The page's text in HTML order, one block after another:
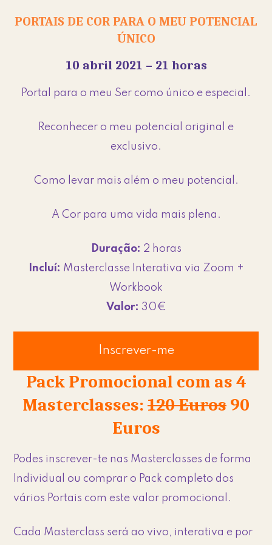
PORTAIS DE COR PARA O MEU POTENCIAL
ÚNICO
10 abril 2021 – 21 horas
Portal para o meu Ser como único e especial.
Reconhecer o meu potencial original e
exclusivo.
Como levar mais além o meu potencial.
A Cor para uma vida mais plena.
Duração: 2 horas
Incluí: Masterclasse Interativa via Zoom +
Workbook
Valor: 30€
Inscrever-me
Pack Promocional com as 4
Masterclasses: 120 Euros 90
Euros
Podes inscrever-te nas Masterclasses de forma
Individual ou comprar o Pack completo dos
vários Portais com este valor promocional.
Cada Masterclass será ao vivo, interativa e por